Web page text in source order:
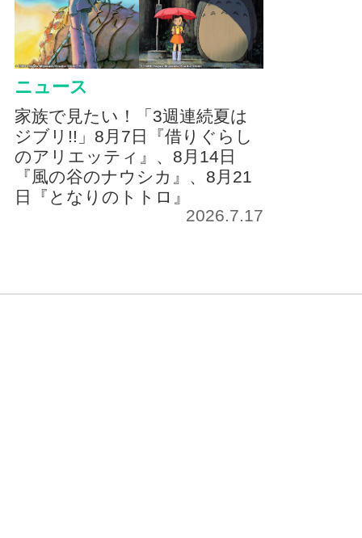
ニュース
家族で見たい！「3週連続夏は
ジブリ!!」8月7日『借りぐらし
のアリエッティ』、8月14日
『風の谷のナウシカ』、8月21
日『となりのトトロ』
2026.7.17